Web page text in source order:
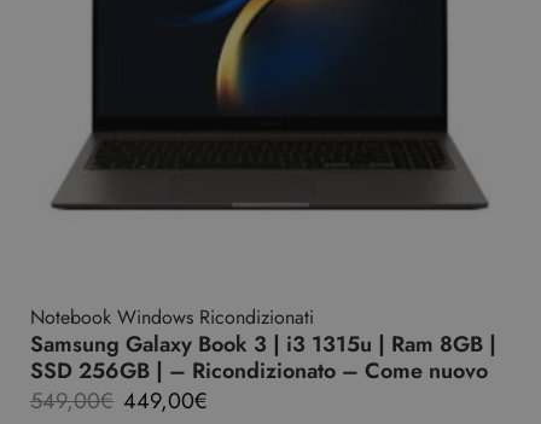
Notebook Windows Ricondizionati
Samsung Galaxy Book 3 | i3 1315u | Ram 8GB |
SSD 256GB | – Ricondizionato – Come nuovo
549,00€ 449,00€